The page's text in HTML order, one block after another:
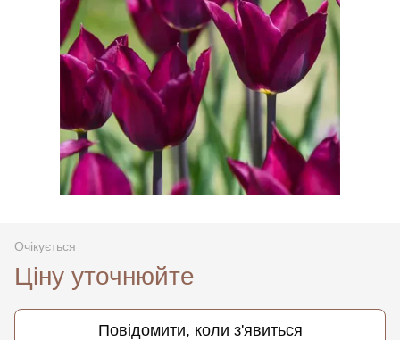
Очікується
Ціну уточнюйте
Повідомити, коли з'явиться